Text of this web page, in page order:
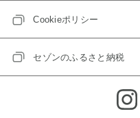
Cookieポリシー
セゾンのふるさと納税